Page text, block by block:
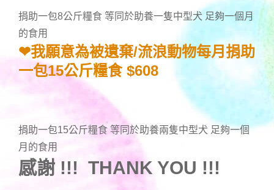
捐助一包8公斤糧食 等同於助養一隻中型犬 足夠一個月
的食用
❤我願意為被遺棄/流浪動物每月捐助
一包15公斤糧食 $608
捐助一包15公斤糧食 等同於助養兩隻中型犬 足夠一個
月的食用
感謝 !!! THANK YOU !!!